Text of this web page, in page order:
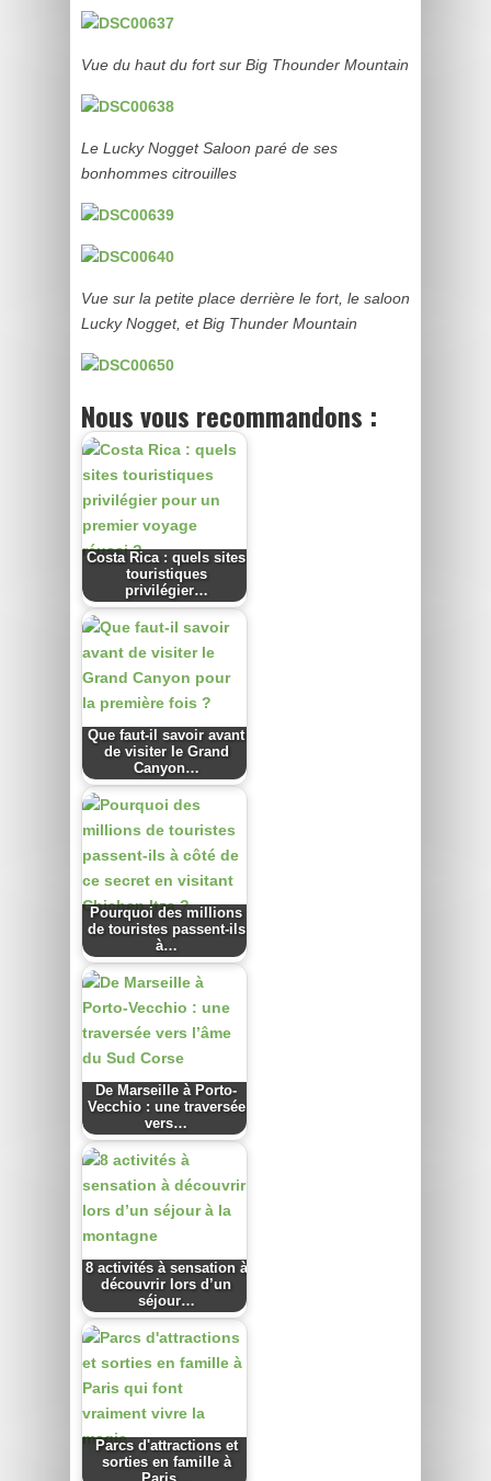
Vue du haut du fort sur Big Thounder Mountain
Le Lucky Nogget Saloon paré de ses
bonhommes citrouilles
Vue sur la petite place derrière le fort, le saloon
Lucky Nogget, et Big Thunder Mountain
Nous vous recommandons :
Costa Rica : quels sites
touristiques
privilégier…
Que faut-il savoir avant
de visiter le Grand
Canyon…
Pourquoi des millions
de touristes passent-ils
à…
De Marseille à Porto-
Vecchio : une traversée
vers…
8 activités à sensation à
découvrir lors d’un
séjour…
Parcs d'attractions et
sorties en famille à